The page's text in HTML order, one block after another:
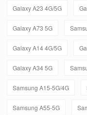
Galaxy A23 4G/5G
Galaxy A73 5G
Galaxy A14 4G/5G
Galaxy A34 5G
Samsung A15-5G/4G
Samsung A55-5G